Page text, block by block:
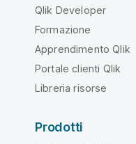
Qlik Developer
Formazione
Apprendimento Qlik
Portale clienti Qlik
Libreria risorse
Prodotti